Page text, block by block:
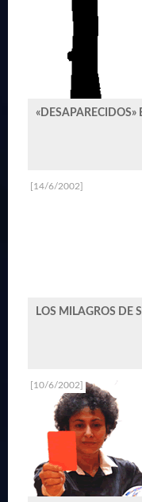
«DESAPARECIDOS»
LOS MILAGROS DE
[14/6/2002]
[10/6/2002]